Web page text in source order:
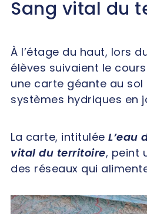
Sang vital du
À l’étage du haut, lors
élèves suivaient le
une carte géante au
systèmes hydriques en
La carte, intitulée L’eau
vital du territoire, peint
des réseaux qui